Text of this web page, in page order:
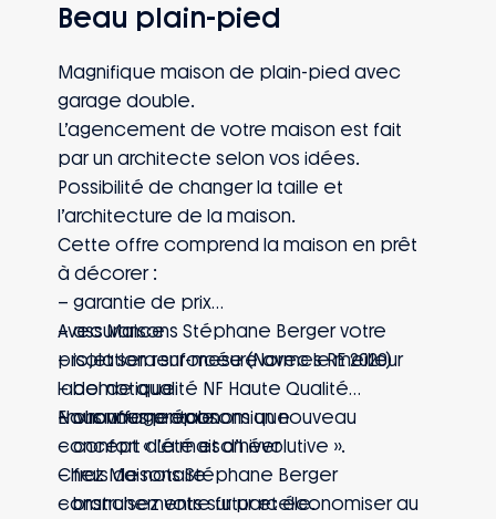
Beau plain-pied
Magnifique maison de plain-pied avec
garage double.
L’agencement de votre maison est fait
par un architecte selon vos idées.
Possibilité de changer la taille et
l’architecture de la maison.
Cette offre comprend la maison en prêt
à décorer :
– garantie de prix
– assurance
– isolation renforcée (Normes RE 2020)
– domotique
– chauffage économique
– confort d’été et d’hiver
– frais de notaire
– branchements sur parcelle.
Avec Maisons Stéphane Berger votre
projet sera sur-mesure avec le meilleur
label de qualité NF Haute Qualité
Environnementale.
Nous vous proposons un nouveau
concept « La maison évolutive ».
Chez Maisons Stéphane Berger
construisez votre futur et économiser au